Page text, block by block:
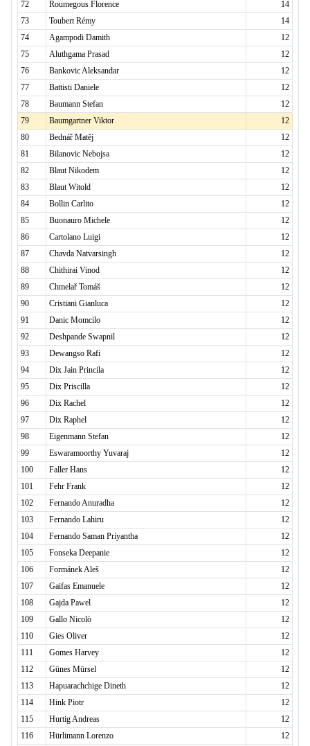
72 Roumegous Florence
14
73
Toubert Rémy
14
74
Agampodi Damith
12
75
Aluthgama Prasad
12
76
Bankovic Aleksandar
12
77
Battisti Daniele
12
78
Baumann Stefan
12
79
Baumgartner Viktor
12
80
Bednář Matěj
12
81
Bilanovic Nebojsa
12
82
Blaut Nikodem
12
83
Blaut Witold
12
84
Bollin Carlito
12
85
Buonauro Michele
12
86
Cartolano Luigi
12
87
Chavda Natvarsingh
12
88
Chithirai Vinod
12
89
Chmelař Tomáš
12
90
Cristiani Gianluca
12
91
Danic Momcilo
12
92
Deshpande Swapnil
12
93
Dewangso Rafi
12
94
Dix Jain Princila
12
95
Dix Priscilla
12
96
Dix Rachel
12
97
Dix Raphel
12
98
Eigenmann Stefan
12
99
Eswaramoorthy Yuvaraj
12
100
Faller Hans
12
101
Fehr Frank
12
102
Fernando Anuradha
12
103
Fernando Lahiru
12
104
Fernando Saman Priyantha
12
105
Fonseka Deepanie
12
106
Formánek Aleš
12
107
Gaifas Emanuele
12
108
Gajda Pawel
12
109
Gallo Nicolò
12
110
Gies Oliver
12
111
Gomes Harvey
12
112
Günes Mürsel
12
113
Hapuarachchige Dineth
12
114
Hink Piotr
12
115
Hurtig Andreas
12
116
Hürlimann Lorenzo
12